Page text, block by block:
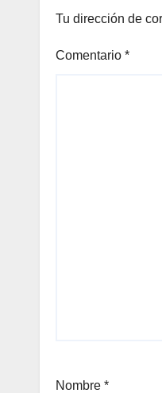
Tu dirección de
Comentario *
Nombre *